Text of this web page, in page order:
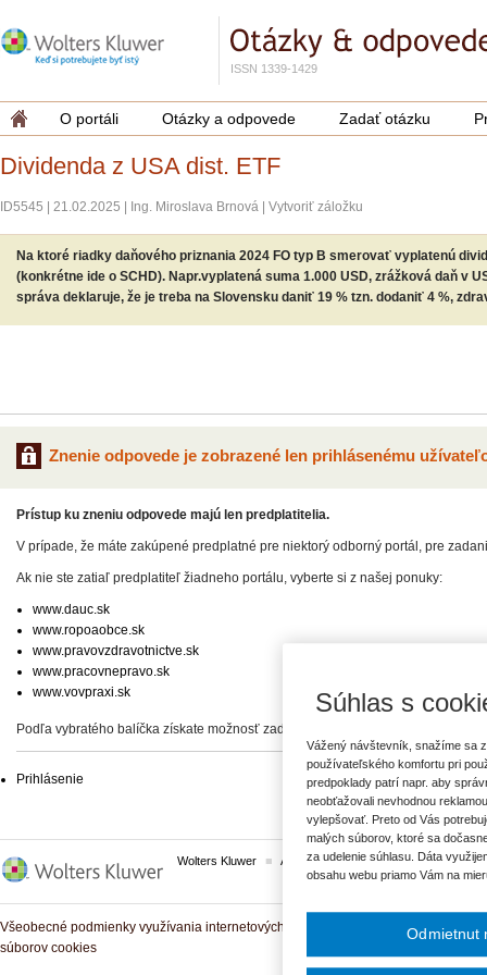
ISSN 1339-1429
O portáli Otázky a odpovede Zadať otázku
Dividenda z USA dist. ETF
ID5545 21.02.2025 Ing. Miroslava Brnová Vytvoriť záložku
Na ktoré riadky daňového priznania 2024 FO typ B smerovať vyplatenú
(konkrétne ide o SCHD). Napr.vyplatená suma 1.000 USD, zrážková daň v
správa deklaruje, že je treba na Slovensku daniť 19 % tzn. dodaniť 4 %,
Znenie odpovede je zobrazené len prihlásenému
Prístup ku zneniu odpovede majú len predplatitelia.
V prípade, že máte zakúpené predplatné pre niektorý odborný portál, pre
Ak nie ste zatiaľ predplatiteľ žiadneho portálu, vyberte si z našej ponuky:
www.dauc.sk
www.ropoaobce.sk
www.pravovzdravotnictve.sk
www.pracovnepravo.sk
www.vovpraxi.sk
Podľa vybratého balíčka získate možnosť zadať svoje otázky, prípadne prístup
Prihlásenie
Wolters Kluwer ASPI Komplexné právne predpisy
Všeobecné podmienky využívania internetových služieb a komunitných portálov
súborov cookies
Súhlas s
Vážený návštevník, snažíme sa
používateľského komfortu pri
predpoklady patrí napr. aby
neobťažovali nevhodnou
vylepšovať. Preto od Vás
malých súborov, ktoré sa
za udelenie súhlasu. Dáta
obsahu webu priamo Vám na
Odmietnut